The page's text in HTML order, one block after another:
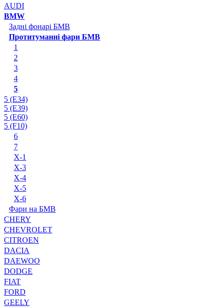
AUDI
BMW
Задні фонарі БМВ
Протитуманні фари БМВ
1
2
3
4
5
5 (E34)
5 (E39)
5 (E60)
5 (F10)
6
7
X-1
X-3
X-4
X-5
X-6
Фари на БМВ
CHERY
CHEVROLET
CITROEN
DACIA
DAEWOO
DODGE
FIAT
FORD
GEELY